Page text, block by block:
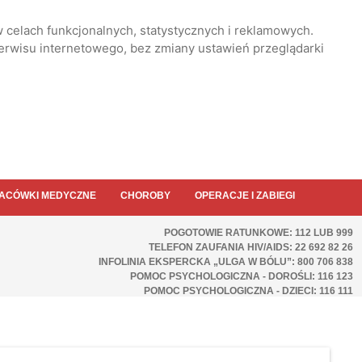
funkcjonalnych, statystycznych i reklamowych.
internetowego, bez zmiany ustawień przeglądarki
MEDYCZNE CHOROBY OPERACJE I ZABIEGI
POGOTOWIE RATUNKOWE: 112 LUB 999
TELEFON ZAUFANIA HIV/AIDS: 22 692 82 26
INFOLINIA EKSPERCKA „ULGA W BÓLU”: 800 706 838
POMOC PSYCHOLOGICZNA - DOROŚLI: 116 123
POMOC PSYCHOLOGICZNA - DZIECI: 116 111